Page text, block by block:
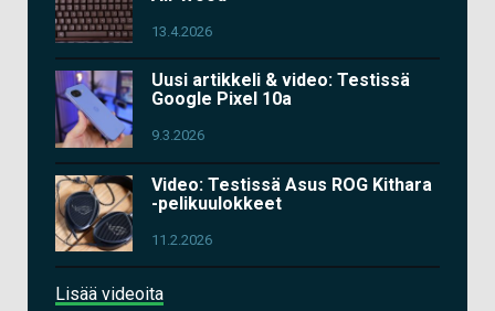
13.4.2026
Uusi artikkeli & video: Testissä
Google Pixel 10a
9.3.2026
Video: Testissä Asus ROG Kithara
-pelikuulokkeet
11.2.2026
Lisää videoita